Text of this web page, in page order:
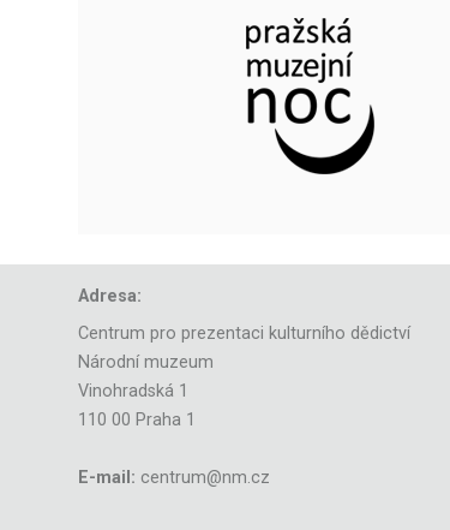
Adresa:
Centrum pro prezentaci kulturního dědictví
Národní muzeum
Vinohradská 1
110 00 Praha 1
E-mail: centrum@nm.cz